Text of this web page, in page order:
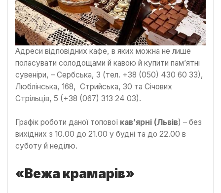
Адреси відповідних кафе, в яких можна не лише
поласувати солодощами й кавою й купити пам’ятні
сувеніри, – Сербська, 3 (тел. +38 (050) 430 60 33),
Люблінська, 168, Стрийська, 30 та Січових
Стрільців, 5 (+38 (067) 313 24 03).
Графік роботи даної топової кав’ярні (Львів) – без
вихідних з 10.00 до 21.00 у будні та до 22.00 в
суботу й неділю.
«Вежа крамарів»